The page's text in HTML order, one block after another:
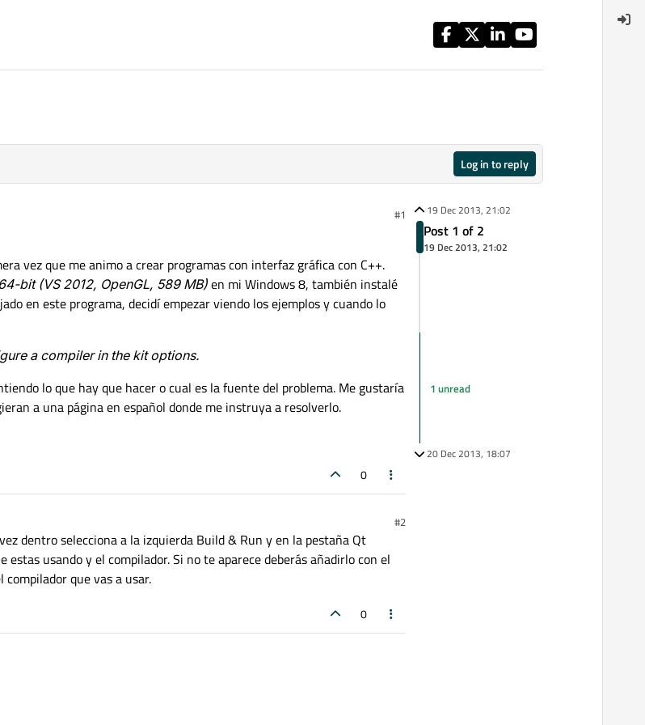
Log in to reply
#1
vez que me animo a crear programas con interfaz gráfica con C++.
bit (VS 2012, OpenGL, 589 MB)en mi Windows 8, también instalé
en este programa, decidí empezar viendo los ejemplos y cuando lo
a compiler in the kit options.
lo que hay que hacer o cual es la fuente del problema. Me gustaría
a una página en español donde me instruya a resolverlo.
0
#2
dentro selecciona a la izquierda Build & Run y en la pestaña Qt
usando y el compilador. Si no te aparece deberás añadirlo con el
que vas a usar.
0
19 Dec 2013, 21:02
Post 1 of 2
19 Dec 2013, 21:02
1 unread
20 Dec 2013, 18:07